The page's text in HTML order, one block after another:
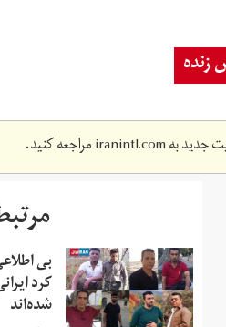
جدید بهiranintl.comمراجعه کنید.
کرد
شده‌اند